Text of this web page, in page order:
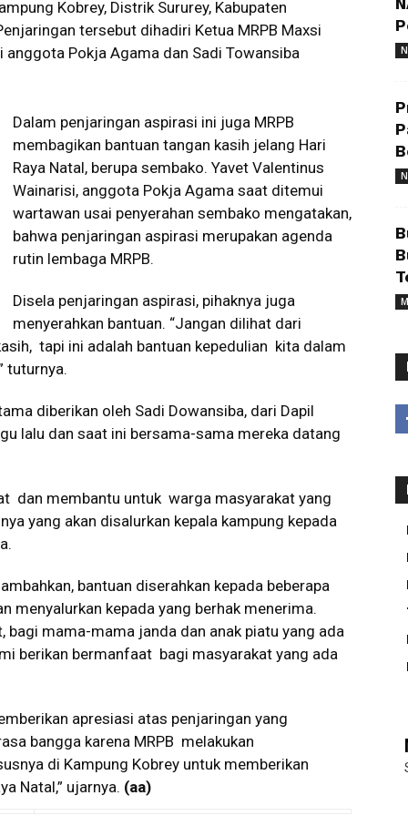
Kobrey, Distrik Sururey, Kabupaten
tersebut dihadiri Ketua MRPB Maxsi
Pokja Agama dan Sadi Towansiba
Dalam penjaringan aspirasi ini juga MRPB
membagikan bantuan tangan kasih jelang Hari
Raya Natal, berupa sembako. Yavet Valentinus
Wainarisi, anggota Pokja Agama saat ditemui
wartawan usai penyerahan sembako mengatakan,
bahwa penjaringan aspirasi merupakan agenda
rutin lembaga MRPB.
Disela penjaringan aspirasi, pihaknya juga
menyerahkan bantuan. “Jangan dilihat dari
tapi ini adalah bantuan kepedulian kita dalam
tuturnya.
diberikan oleh Sadi Dowansiba, dari Dapil
lalu dan saat ini bersama-sama mereka datang
dan membantu untuk warga masyarakat yang
yang akan disalurkan kepala kampung kepada
bantuan diserahkan kepada beberapa
menyalurkan kepada yang berhak menerima.
bagi mama-mama janda dan anak piatu yang ada
berikan bermanfaat bagi masyarakat yang ada
apresiasi atas penjaringan yang
bangga karena MRPB melakukan
di Kampung Kobrey untuk memberikan
Natal,” ujarnya. (aa)